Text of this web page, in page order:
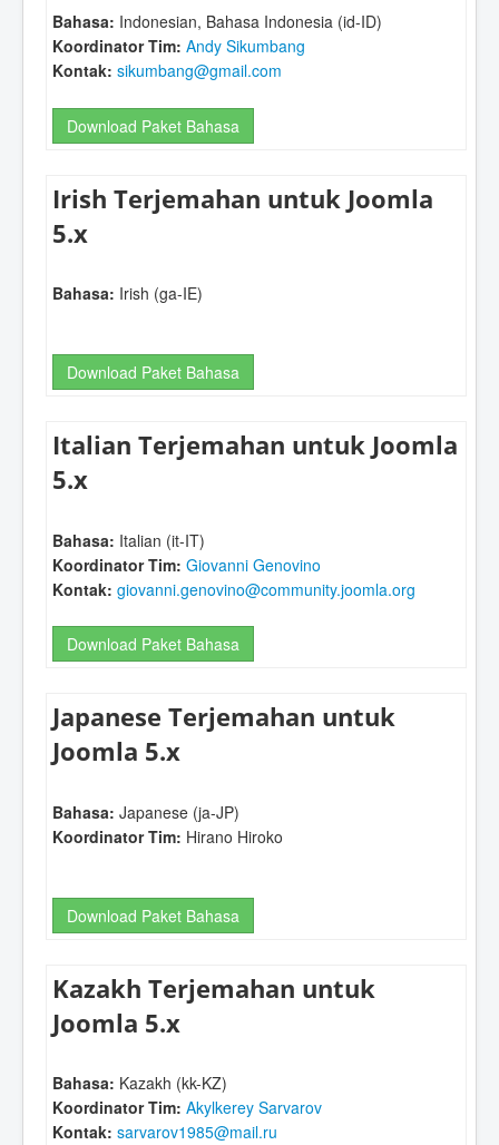
Bahasa: Indonesian, Bahasa Indonesia (id-ID)
Koordinator Tim: Andy Sikumbang
Kontak: sikumbang@gmail.com
Download Paket Bahasa
Irish Terjemahan untuk Joomla
5.x
Bahasa: Irish (ga-IE)
Download Paket Bahasa
Italian Terjemahan untuk Joomla
5.x
Bahasa: Italian (it-IT)
Koordinator Tim: Giovanni Genovino
Kontak: giovanni.genovino@community.joomla.org
Download Paket Bahasa
Japanese Terjemahan untuk
Joomla 5.x
Bahasa: Japanese (ja-JP)
Koordinator Tim: Hirano Hiroko
Download Paket Bahasa
Kazakh Terjemahan untuk
Joomla 5.x
Bahasa: Kazakh (kk-KZ)
Koordinator Tim: Akylkerey Sarvarov
Kontak: sarvarov1985@mail.ru